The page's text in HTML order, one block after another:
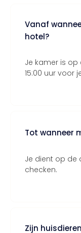
Vanaf
hotel?
Je kamer is
15:00 uur voor
Tot wanneer
Je dient op de
checken.
Zijn